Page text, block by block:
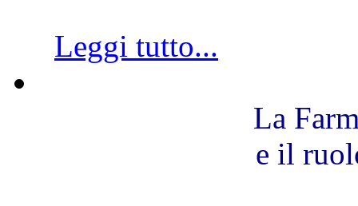
Leggi tutto...
La
e il